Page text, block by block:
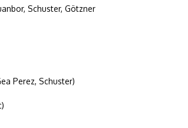
Schuster, Götzner
Perez, Schuster)